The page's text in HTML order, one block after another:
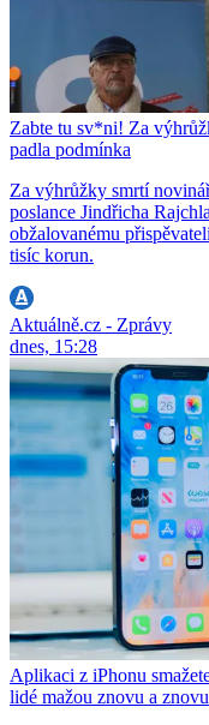
Zabte tu sv*ni! Za
padla podmínka
Za výhrůžky smrtí
poslance Jindřicha
obžalovanému
tisíc korun.
Aktuálně.cz - Zprávy
dnes, 15:28
Aplikaci z iPhonu
lidé mažou znovu a